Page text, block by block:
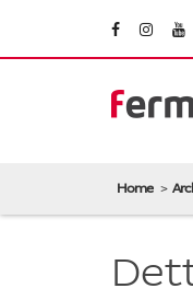
Home